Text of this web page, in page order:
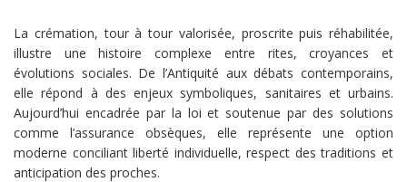
La crémation, tour à tour valorisée, proscrite puis réhabilitée,
illustre une histoire complexe entre rites, croyances et
évolutions sociales. De l’Antiquité aux débats contemporains,
elle répond à des enjeux symboliques, sanitaires et urbains.
Aujourd’hui encadrée par la loi et soutenue par des solutions
comme l’assurance obsèques, elle représente une option
moderne conciliant liberté individuelle, respect des traditions et
anticipation des proches.